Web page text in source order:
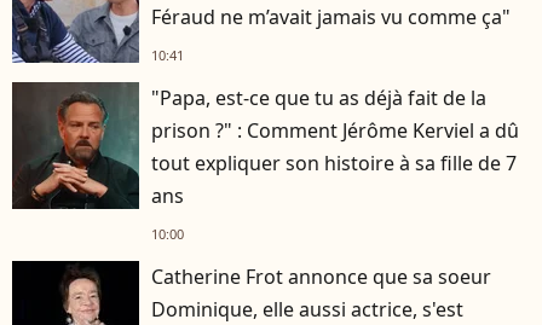
Féraud ne m’avait jamais vu comme ça"
10:41
"Papa, est-ce que tu as déjà fait de la
prison ?" : Comment Jérôme Kerviel a dû
tout expliquer son histoire à sa fille de 7
ans
10:00
Catherine Frot annonce que sa soeur
Dominique, elle aussi actrice, s'est